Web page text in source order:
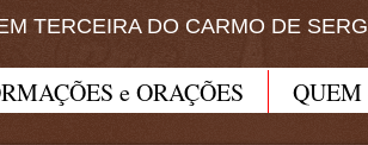
TERCEIRA DO CARMO DE
e ORAÇÕES QUEM